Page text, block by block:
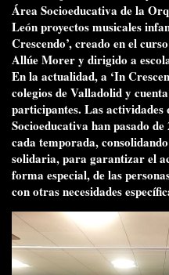
Área Socioeducativa de la
León proyectos musicales
Crescendo’, creado en el
Allúe Morer y dirigido a
En la actualidad, a ‘In
colegios de Valladolid y
participantes. Las
Socioeducativa han pasado
cada temporada,
solidaria, para garantizar el
forma especial, de las
con otras necesidades